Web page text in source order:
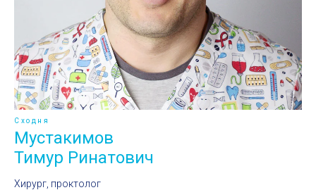
Сходня
Мустакимов
Тимур Ринатович
Хирург, проктолог